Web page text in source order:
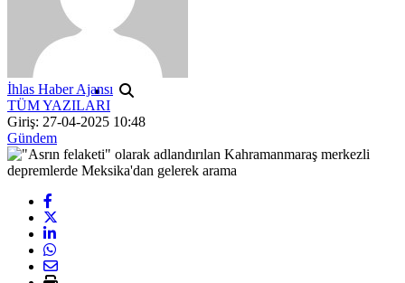
İhlas Haber Ajansı
TÜM YAZILARI
Giriş: 27-04-2025 10:48
Gündem